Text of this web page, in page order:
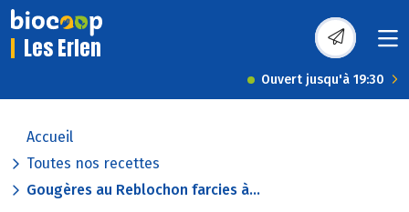
Les Erlen
Ouvert jusqu'à 19:30
Accueil
Toutes nos recettes
Gougères au Reblochon farcies à...